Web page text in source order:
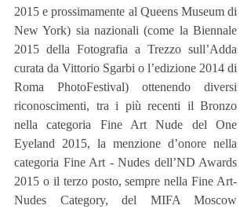
2015 e prossimamente al Queens Museum di
New York) sia nazionali (come la Biennale
2015 della Fotografia a Trezzo sull’Adda
curata da Vittorio Sgarbi o l’edizione 2014 di
Roma PhotoFestival) ottenendo diversi
riconoscimenti, tra i più recenti il Bronzo
nella categoria Fine Art Nude del One
Eyeland 2015, la menzione d’onore nella
categoria Fine Art - Nudes dell’ND Awards
2015 o il terzo posto, sempre nella Fine Art-
Nudes Category, del MIFA Moscow